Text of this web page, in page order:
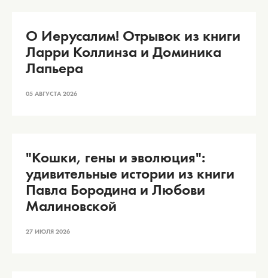
О Иерусалим! Отрывок из книги
Ларри Коллинза и Доминика
Лапьера
05 АВГУСТА 2026
"Кошки, гены и эволюция":
удивительные истории из книги
Павла Бородина и Любови
Малиновской
27 ИЮЛЯ 2026